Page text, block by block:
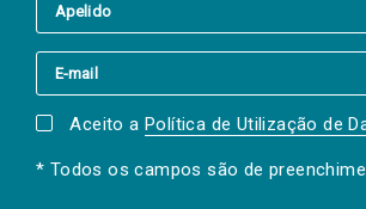
Aceito a Política de Utilização de
* Todos os campos são de